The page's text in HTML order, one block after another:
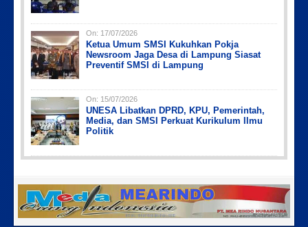
On: 17/07/2026
Ketua Umum SMSI Kukuhkan Pokja
Newsroom Jaga Desa di Lampung Siasat
Preventif SMSI di Lampung
On: 15/07/2026
UNESA Libatkan DPRD, KPU, Pemerintah,
Media, dan SMSI Perkuat Kurikulum Ilmu
Politik